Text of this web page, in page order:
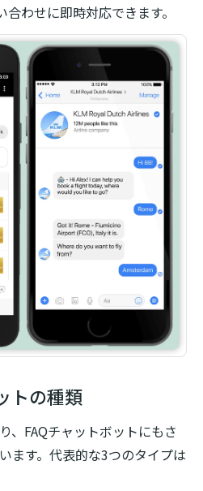
わせに即時対応できます。
トの種類
、FAQチャットボットにもさ
ます。代表的な3つのタイプは